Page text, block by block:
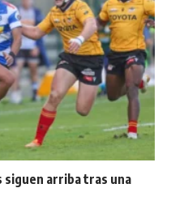
siguen arriba tras una